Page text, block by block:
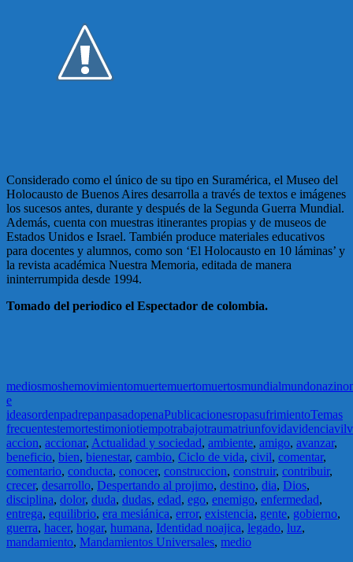
Considerado como el único de su tipo en Suramérica, el Museo del
Holocausto de Buenos Aires desarrolla a través de textos e imágenes
los sucesos antes, durante y después de la Segunda Guerra Mundial.
Además, cuenta con muestras itinerantes propias y de museos de
Estados Unidos e Israel. También produce materiales educativos
para docentes y alumnos, como son ‘El Holocausto en 10 láminas’ y
la revista académica Nuestra Memoria, editada de manera
ininterrumpida desde 1994.
Tomado del periodico el Espectador de colombia.
mediosmoshemovimientomuertemuertomuertosmundialmundonazi
e
ideasordenpadrepanpasadopenaPublicacionesropasufrimientoTemas
frecuentestemortestimoniotiempotrabajotraumatriunfovidavidenciavil
accion, accionar, Actualidad y sociedad, ambiente, amigo, avanzar,
beneficio, bien, bienestar, cambio, Ciclo de vida, civil, comentar,
comentario, conducta, conocer, construccion, construir, contribuir,
crecer, desarrollo, Despertando al projimo, destino, dia, Dios,
disciplina, dolor, duda, dudas, edad, ego, enemigo, enfermedad,
entrega, equilibrio, era mesiánica, error, existencia, gente, gobierno,
guerra, hacer, hogar, humana, Identidad noajica, legado, luz,
mandamiento, Mandamientos Universales, medio